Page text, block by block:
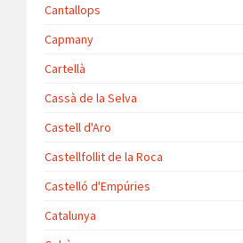
Cantallops
Capmany
Cartellà
Cassà de la Selva
Castell d'Aro
Castellfollit de la Roca
Castelló d'Empúries
Catalunya